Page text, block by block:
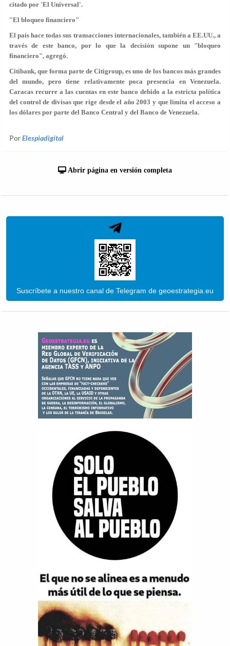
citado por 'El Universal'.
"El bloqueo financiero"
El país hace todas sus transacciones internacionales, también a EE.UU., a
través de este banco, por lo que la decisión supone un "bloqueo
financiero", agregó.
Citibank, que forma parte de Citigroup, es uno de los bancos más grandes
del mundo, pero tiene relativamente poca presencia en Venezuela.
Caracas recurre a las cuentas en este banco debido a la estricta política
del control de divisas que rige desde el año 2003 y que limita el acceso a
los dólares por parte del Banco Central y del Banco de Venezuela.
PorElespiadigital
Abrir página en versión completa
Suscríbete a nuestro canal de Telegram de geoestrategia.eu